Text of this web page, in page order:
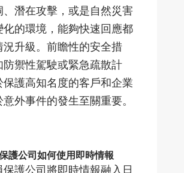
、潛在攻擊，或是自然災害
化的環境，能夠快速回應都
況升級。前瞻性的安全措
防禦性駕駛或緊急疏散計
保護高知名度的客戶和企業
外事件的發生至關重要。
護公司如何使用即時情報
護公司將即時情報融入日